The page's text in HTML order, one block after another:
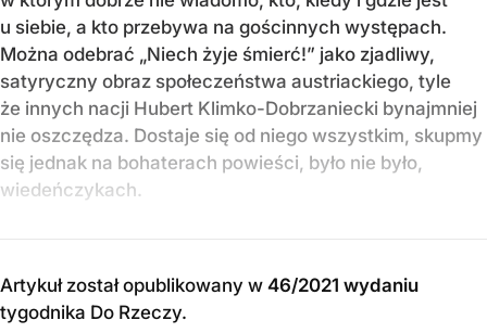
u siebie, a kto przebywa na gościnnych występach.
Można odebrać „Niech żyje śmierć!” jako zjadliwy,
satyryczny obraz społeczeństwa austriackiego, tyle
że innych nacji Hubert Klimko-Dobrzaniecki bynajmniej
nie oszczędza. Dostaje się od niego wszystkim, skupmy
się jednak na bohaterach powieści, było nie było,
wiedeńczykach.
Artykuł został opublikowany w 46/2021 wydaniu
tygodnika Do Rzeczy.